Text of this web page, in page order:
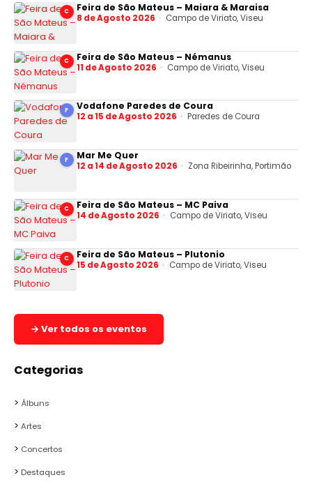
C Feira de São Mateus – Maiara & Maraisa
8 de Agosto 2026 Campo de Viriato, Viseu
C Feira de São Mateus – Némanus
11 de Agosto 2026 Campo de Viriato, Viseu
F Vodafone Paredes de Coura
12 a 15 de Agosto 2026 Paredes de Coura
F Mar Me Quer
12 a 14 de Agosto 2026 Zona Ribeirinha, Portimão
C Feira de São Mateus – MC Paiva
14 de Agosto 2026 Campo de Viriato, Viseu
C Feira de São Mateus – Plutonio
15 de Agosto 2026 Campo de Viriato, Viseu
→ Ver todos os eventos
Categorias
Álbuns
Artes
Concertos
Destaques